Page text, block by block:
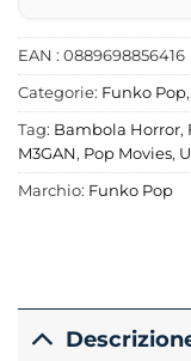
EAN : 0889698856416
Categorie: Funko Pop,
Tag: Bambola Horror,
M3GAN, Pop Movies,
Marchio: Funko Pop